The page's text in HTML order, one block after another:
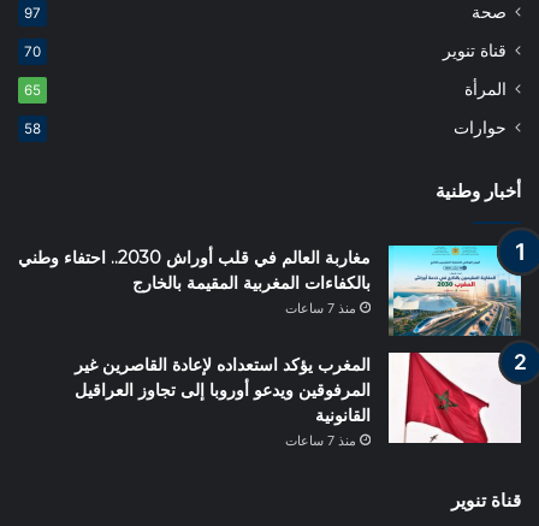
صحة 97
قناة تنوير 70
المرأة 65
حوارات 58
أخبار وطنية
مغاربة العالم في قلب أوراش 2030.. احتفاء وطني
بالكفاءات المغربية المقيمة بالخارج
منذ 7 ساعات
المغرب يؤكد استعداده لإعادة القاصرين غير
المرفوقين ويدعو أوروبا إلى تجاوز العراقيل
القانونية
منذ 7 ساعات
قناة تنوير